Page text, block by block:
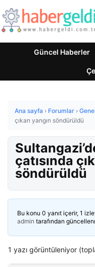
Güncel Haberler
Ana sayfa › Forumlar ›
çıkan yangın söndürüldü
çatısında
söndürüldü
Bu konu 0 yanıt içerir, 1
admin tarafından
1 yazı görüntüleniyor